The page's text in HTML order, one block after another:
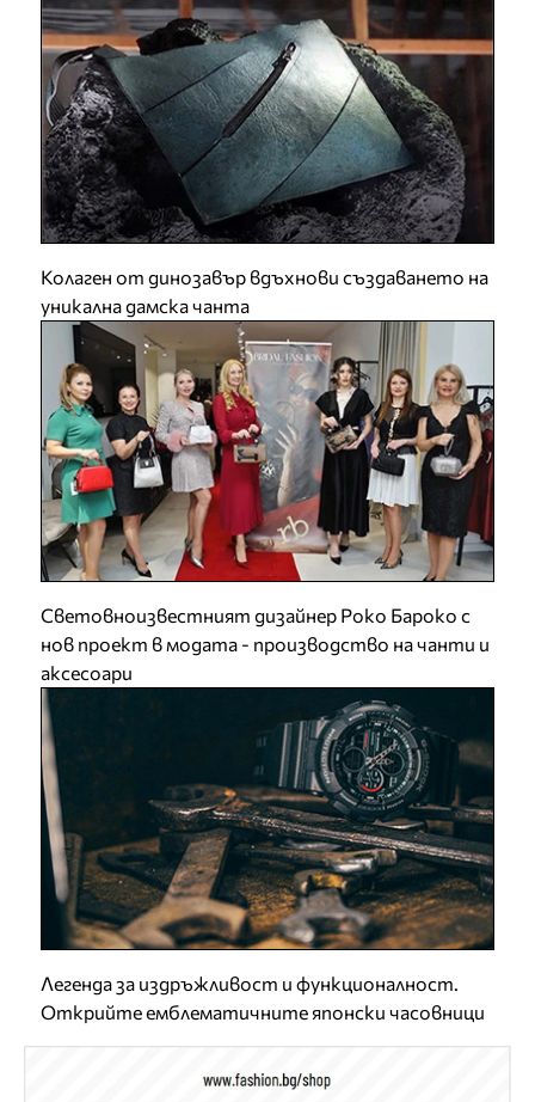
Колаген от динозавър вдъхнови създаването на
уникална дамска чанта
Световноизвестният дизайнер Роко Бароко с
нов проект в модата - производство на чанти и
аксесоари
Легенда за издръжливост и функционалност.
Открийте емблематичните японски часовници